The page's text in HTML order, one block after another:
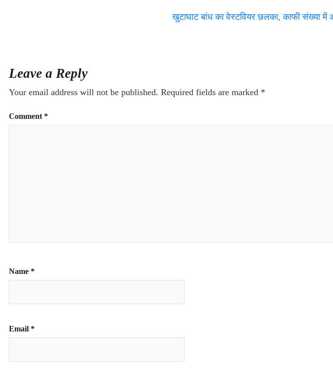
खुटाघाट बांध का वेस्टवियर छलका, काफी संख्या
Leave a Reply
Your email address will not be published. Required fields are marked *
Comment *
Name *
Email *